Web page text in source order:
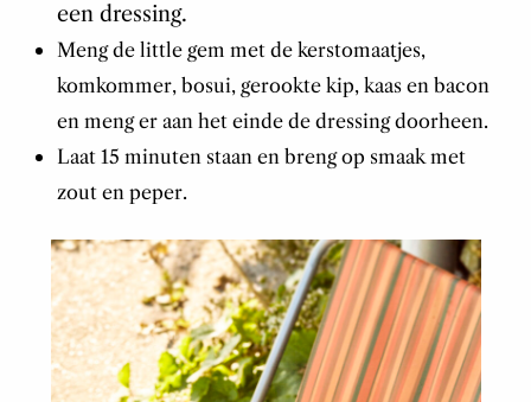
een dressing.
Meng de little gem met de kerstomaatjes,
komkommer, bosui, gerookte kip, kaas en bacon
en meng er aan het einde de dressing doorheen.
Laat 15 minuten staan en breng op smaak met
zout en peper.